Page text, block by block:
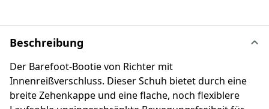
Beschreibung
Der Barefoot-Bootie von Richter mit
Innenreißverschluss. Dieser Schuh bietet durch eine
breite Zehenkappe und eine flache, noch flexiblere